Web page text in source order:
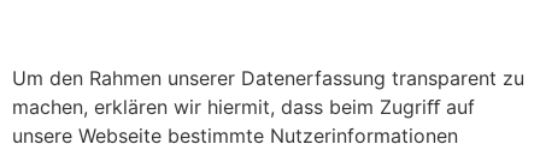
Um den Rahmen unserer Datenerfassung transparent zu
machen, erklären wir hiermit, dass beim Zugriﬀ auf
unsere Webseite bestimmte Nutzerinformationen